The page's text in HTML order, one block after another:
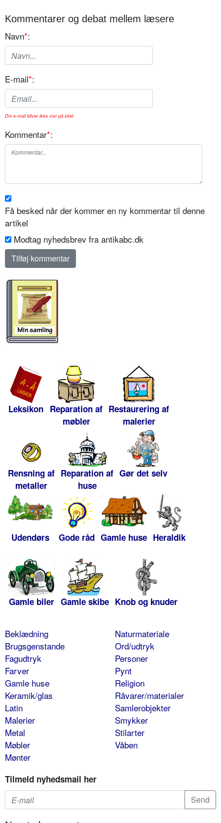
Kommentarer og debat mellem læsere
Navn*:
E-mail*:
Din e-mail bliver ikke vist på sitet.
Kommentar*:
Få besked når der kommer en ny kommentar til denne
artikel
Modtag nyhedsbrev fra antikabc.dk
Leksikon Reparation af
møbler
Restaurering af
malerier
Rensning af
metaller
Reparation af
huse
Gør det selv
Udendørs Gode råd Gamle huse Heraldik
Gamle biler Gamle skibe Knob og knuder
Beklædning
Brugsgenstande
Fagudtryk
Farver
Gamle huse
Keramik/glas
Latin
Malerier
Metal
Møbler
Mønter
Naturmateriale
Ord/udtryk
Personer
Pynt
Religion
Råvarer/materialer
Samlerobjekter
Smykker
Stilarter
Våben
Tilmeld nyhedsmail her